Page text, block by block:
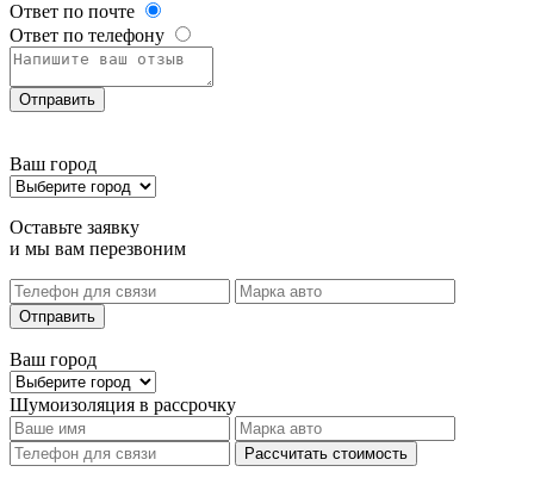
Ответ по почте
Ответ по телефону
Отправить
Ваш город
Оставьте заявку
и мы вам перезвоним
Отправить
Ваш город
Шумоизоляция в рассрочку
Рассчитать стоимость